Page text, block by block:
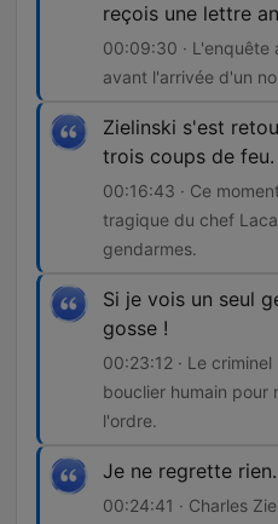
reçois une lettre
00:09:30 ·
avant l'arrivée d'un
Zielinski s'est
trois coups de feu.
00:16:43 · Ce
tragique du chef
gendarmes.
Si je vois un seul
gosse !
00:23:12 · Le
bouclier humain pour
l'ordre.
Je ne regrette rien.
00:24:41 · Charles